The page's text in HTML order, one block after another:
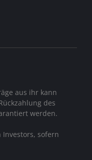
aus ihr kann
des
werden.
Investors, sofern